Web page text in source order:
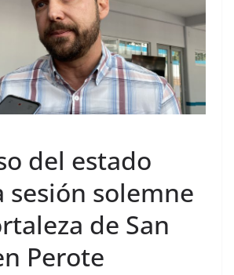
del estado
sesión solemne
de San
Perote